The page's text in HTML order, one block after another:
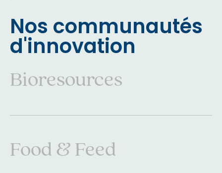
Nos communautés
d'innovation
Bioresources
Bioresources
Food & Feed
Food & Feed